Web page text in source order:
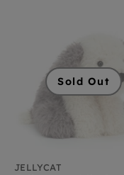
Sold Out
JELLYCAT